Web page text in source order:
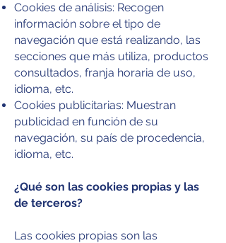
Cookies de análisis: Recogen
información sobre el tipo de
navegación que está realizando, las
secciones que más utiliza, productos
consultados, franja horaria de uso,
idioma, etc.
Cookies publicitarias: Muestran
publicidad en función de su
navegación, su país de procedencia,
idioma, etc.
¿Qué son las cookies propias y las
de terceros?
Las cookies propias son las